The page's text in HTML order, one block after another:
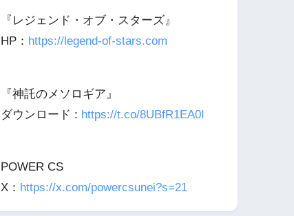
『レジェンド・オブ・スターズ』
HP： https://legend-of-stars.com
『神託のメソロギア』
ダウンロード : https://t.co/8UBfR1EA0I
POWER CS
X： https://x.com/powercsunei?s=21